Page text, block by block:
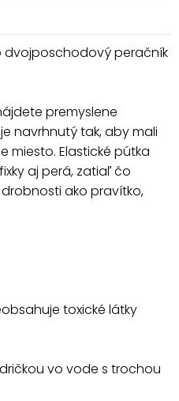
dvojposchodový peračník
premyslene
navrhnutý tak, aby mali
miesto. Elastické pútka
aj perá, zatiaľ čo
ako pravítko,
toxické látky
vo vode s trochou